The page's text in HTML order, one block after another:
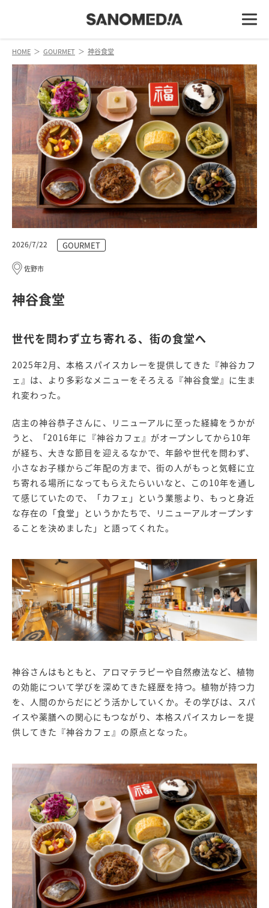
HOME ＞ GOURMET ＞ 神谷食堂
神谷食堂
2026/7/22 GOURMET
佐野市
世代を問わず立ち寄れる、街の食堂へ
2025年2月、本格スパイスカレーを提供してきた『神谷カフ
ェ』は、より多彩なメニューをそろえる『神谷食堂』に生ま
れ変わった。
店主の神谷恭子さんに、リニューアルに至った経緯をうかが
うと、「2016年に『神谷カフェ』がオープンしてから10年
が経ち、大きな節目を迎えるなかで、年齢や世代を問わず、
小さなお子様からご年配の方まで、街の人がもっと気軽に立
ち寄れる場所になってもらえたらいいなと、この10年を通し
て感じていたので、「カフェ」という業態より、もっと身近
な存在の「食堂」というかたちで、リニューアルオープンす
ることを決めました」と語ってくれた。
神谷さんはもともと、アロマテラピーや自然療法など、植物
の効能について学びを深めてきた経歴を持つ。植物が持つ力
を、人間のからだにどう活かしていくか。その学びは、スパ
イスや薬膳への関心にもつながり、本格スパイスカレーを提
供してきた『神谷カフェ』の原点となった。